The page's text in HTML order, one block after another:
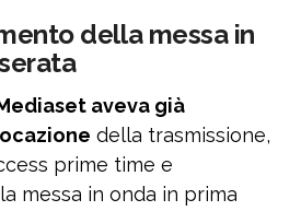
della messa in
aveva già
della trasmissione,
prime time e
messa in onda in prima